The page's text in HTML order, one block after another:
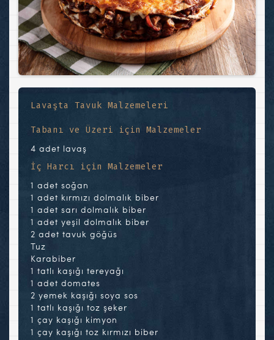
Lavaşta Tavuk Malzemeleri
Tabanı ve Üzeri için Malzemeler
4 adet lavaş
İç Harcı için Malzemeler
1 adet soğan
1 adet kırmızı dolmalık biber
1 adet sarı dolmalık biber
1 adet yeşil dolmalık biber
2 adet tavuk göğüs
Tuz
Karabiber
1 tatlı kaşığı tereyağı
1 adet domates
2 yemek kaşığı soya sos
1 tatlı kaşığı toz şeker
1 çay kaşığı kimyon
1 çay kaşığı toz kırmızı biber